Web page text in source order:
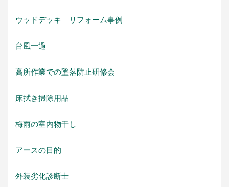
ウッドデッキ リフォーム事例
台風一過
高所作業での墜落防止研修会
床拭き掃除用品
梅雨の室内物干し
アースの目的
外装劣化診断士